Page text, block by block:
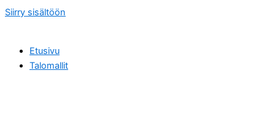
Siirry sisältöön
Etusivu
Talomallit